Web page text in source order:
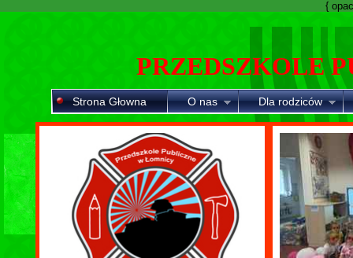
{
PRZEDSZKOLE
Strona Głowna O nas Dla rodziców